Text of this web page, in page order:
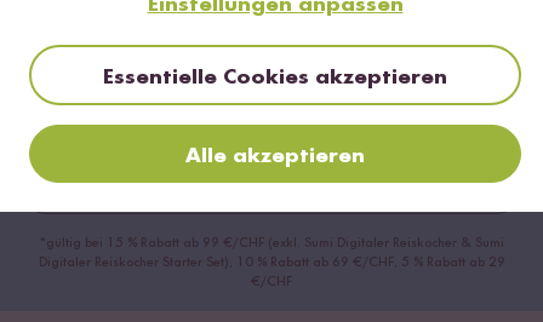
Sichere dir bis zu15 % Willkommensrabatt*
Abonnieren
*gültig bei 15 % Rabatt ab 99 €/CHF (exkl. Sumi Digitaler Reiskocher & Sumi
Digitaler Reiskocher Starter Set), 10 % Rabatt ab 69 €/CHF, 5 % Rabatt ab 29
€/CHF
Einstellungen anpassen
Essentielle Cookies akzeptieren
Alle akzeptieren